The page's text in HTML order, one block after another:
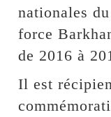
nationales
force
de 2016 à
Il est